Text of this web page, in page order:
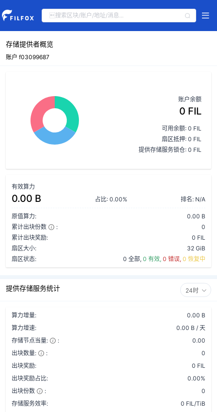
存储提供者概览
账户 f03099687
账户余额
0 FIL
可用余额: 0 FIL
扇区抵押: 0 FIL
提供存储服务锁仓: 0 FIL
有效算力
0.00 B 占比: 0.00% 排名: N/A
原值算力:
0.00 B
累计出块份数
:
0
累计出块奖励:
0 FIL
扇区大小:
32 GiB
扇区状态:
0 全部, 0 有效, 0 错误, 0 恢复中
提供存储服务统计 24时
算力增量:
0.00 B
算力增速:
0.00 B / 天
存储节点当量:
:
0.00
出块数量:
:
0
出块奖励:
0 FIL
出块奖励占比:
0.00%
出块份数
:
0
存储服务效率:
0 FIL/TiB